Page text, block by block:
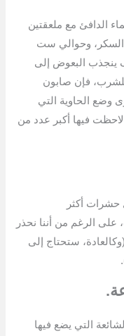
الدافئ مع ملعقتين
السكر، وحوالي ست
ينجذب البعوض إلى
فإن صابون
وضع الحاوية التي
فيها أكبر عدد من
حشرات أكثر
على الرغم من أننا نحذر
ستحتاج إلى
التي يضع فيها